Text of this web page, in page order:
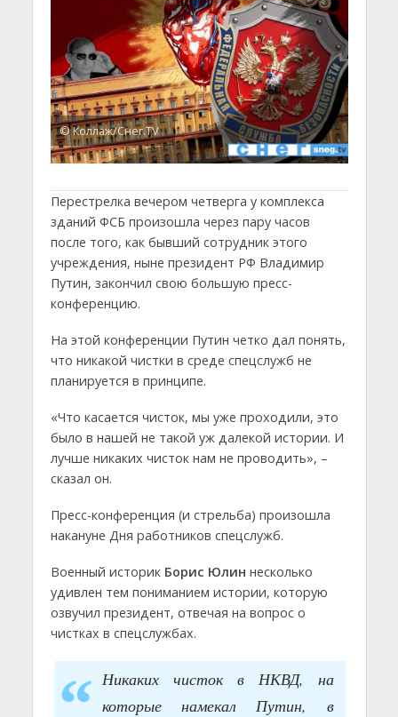
© Коллаж/Снег.TV
Перестрелка вечером четверга у комплекса
зданий ФСБ произошла через пару часов
после того, как бывший сотрудник этого
учреждения, ныне президент РФ Владимир
Путин, закончил свою большую пресс-
конференцию.
На этой конференции Путин четко дал понять,
что никакой чистки в среде спецслужб не
планируется в принципе.
«Что касается чисток, мы уже проходили, это
было в нашей не такой уж далекой истории. И
лучше никаких чисток нам не проводить», –
сказал он.
Пресс-конференция (и стрельба) произошла
накануне Дня работников спецслужб.
Военный историк Борис Юлин несколько
удивлен тем пониманием истории, которую
озвучил президент, отвечая на вопрос о
чистках в спецслужбах.
Никаких чисток в НКВД, на
которые намекал Путин, в